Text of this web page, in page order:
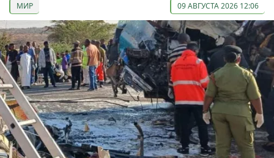
МИР 09 АВГУСТА 2026 12:06